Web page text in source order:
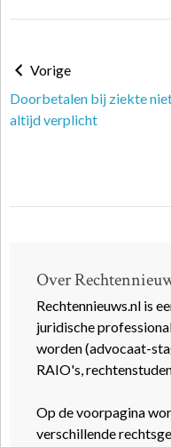
Vorige
Doorbetalen bij ziekte
altijd verplicht
Over
Rechtennieuws.nl is
juridische
worden (advocaat-
RAIO's,
Op de voorpagina
verschillende